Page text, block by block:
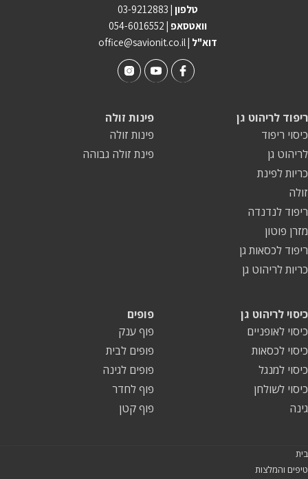
טלפון | 03-9212883
וואטסאפ | 054-6016552
office@savionit.co.il | דוא"ל
פינות זולה
פינות זולה
פינת זולה גבוהה
ריפוד לריהוט גן
כיסוי ריפוד
לריהוט גן
כריות לפינת
זולה
ריפוד לנדנדה
מזרן פוטון
ריפוד לכסאות גן
כריות לריהוט גן
פופים
פוף ענק
פופים לבית
פופים לגינה
פוף לחדר
פוף קטן
כיסוי לריהוט גן
כיסוי לאופניים
כיסוי לכסאות
כיסוי למנגל
כיסוי לשולחן
גינה
בית
טיפים והמלצות